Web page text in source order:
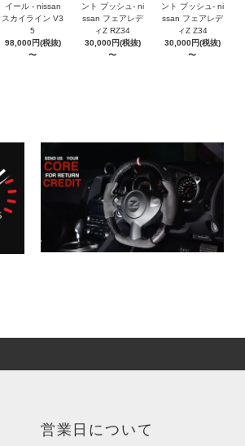
イール - nissan
スカイライン V3
5
98,000円(税抜)
〜
ント ブッシュ- ni
ssan フェアレデ
ィZ RZ34
30,000円(税抜)
〜
ント ブッシュ- ni
ssan フェアレデ
ィZ Z34
30,000円(税抜)
〜
営業日について